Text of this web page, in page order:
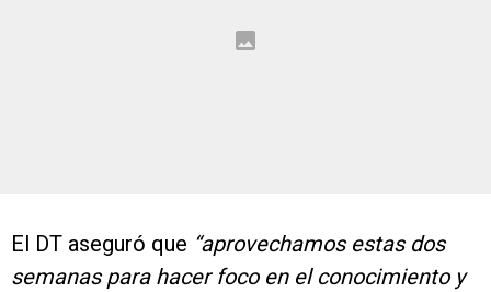
El DT aseguró que “aprovechamos estas dos
semanas para hacer foco en el conocimiento y